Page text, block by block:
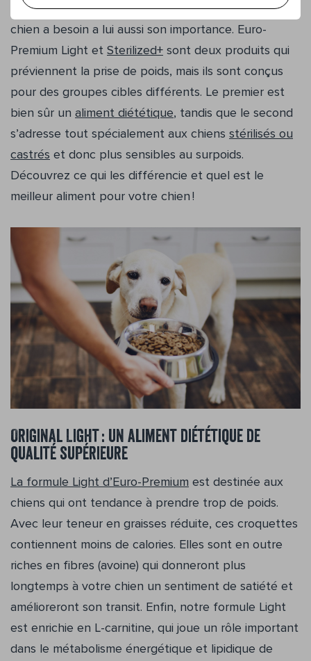
ou humides), mais le type de nutriments dont votre
chien a besoin a lui aussi son importance. Euro-
Premium Light et Sterilized+ sont deux produits qui
préviennent la prise de poids, mais ils sont conçus
pour des groupes cibles différents. Le premier est
bien sûr un aliment diététique, tandis que le second
s’adresse tout spécialement aux chiens stérilisés ou
castrés et donc plus sensibles au surpoids.
Découvrez ce qui les différencie et quel est le
meilleur aliment pour votre chien !
Original Light : un aliment diététique de
qualité supérieure
La formule Light d’Euro-Premium est destinée aux
chiens qui ont tendance à prendre trop de poids.
Avec leur teneur en graisses réduite, ces croquettes
contiennent moins de calories. Elles sont en outre
riches en fibres (avoine) qui donneront plus
longtemps à votre chien un sentiment de satiété et
amélioreront son transit. Enfin, notre formule Light
est enrichie en L-carnitine, qui joue un rôle important
dans le métabolisme énergétique et lipidique de